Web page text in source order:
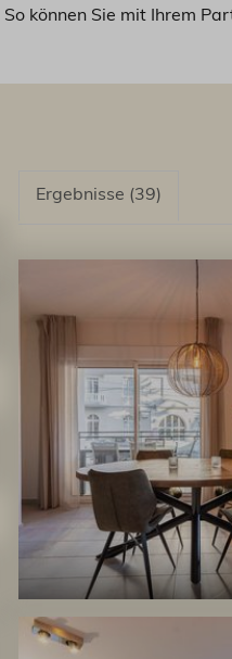
So können Sie mit Ihrem
Ergebnisse (39)